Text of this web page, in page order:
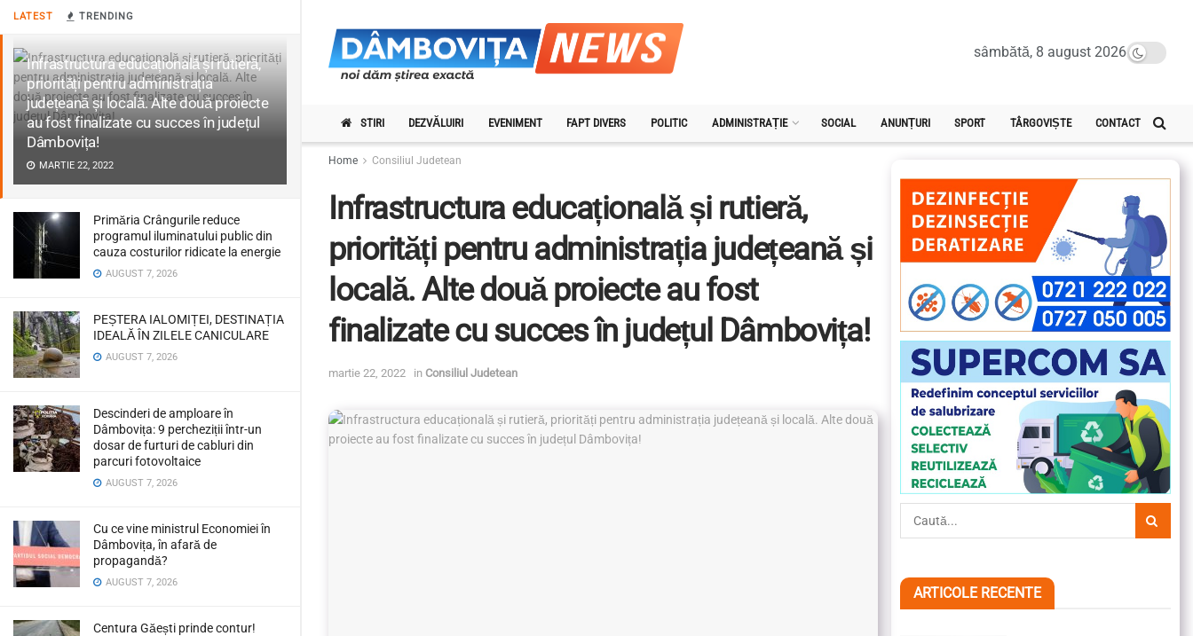
LATEST TRENDING
Infrastructura educațională și rutieră,
priorități pentru administrația
județeană și locală. Alte două proiecte
au fost finalizate cu succes în județul
Dâmbovița!
MARTIE 22, 2022
Primăria Crângurile reduce
programul iluminatului public din
cauza costurilor ridicate la energie
AUGUST 7, 2026
PEȘTERA IALOMIȚEI, DESTINAȚIA
IDEALĂ ÎN ZILELE CANICULARE
AUGUST 7, 2026
Descinderi de amploare în
Dâmbovița: 9 percheziții într-un
dosar de furturi de cabluri din
parcuri fotovoltaice
AUGUST 7, 2026
Cu ce vine ministrul Economiei în
Dâmbovița, în afară de
propagandă?
AUGUST 7, 2026
Centura Găești prinde contur!
sâmbătă, 8 august 2026
STIRI DEZVĂLUIRI EVENIMENT FAPT DIVERS POLITIC ADMINISTRAȚIE SOCIAL ANUNȚURI SPORT TÂRGOVIȘTE CONTACT
Home Consiliul Judetean
Infrastructura educațională și rutieră,
priorități pentru administrația județeană și
locală. Alte două proiecte au fost
finalizate cu succes în județul Dâmbovița!
martie 22, 2022 in Consiliul Judetean
ARTICOLE RECENTE